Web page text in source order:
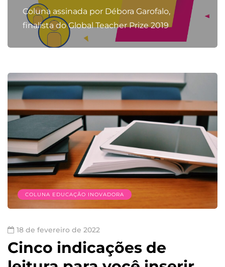
Coluna assinada por Débora Garofalo,
finalista do Global Teacher Prize 2019
COLUNA EDUCAÇÃO INOVADORA
18 de fevereiro de 2022
Cinco indicações de